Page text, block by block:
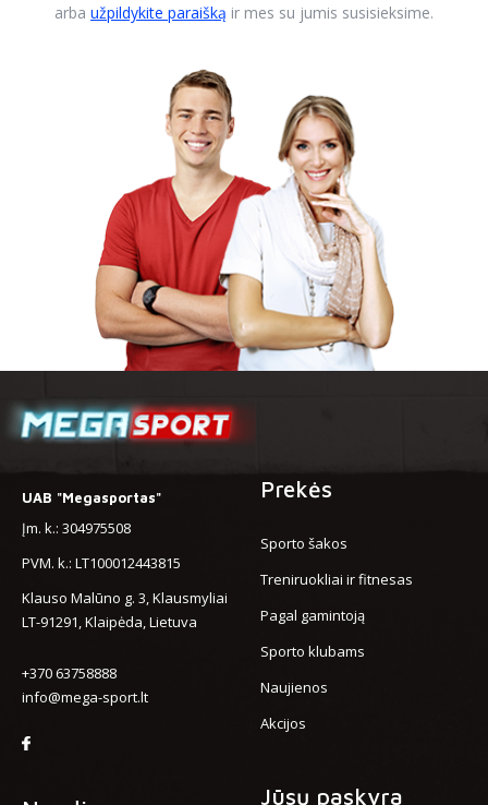
arba užpildykite paraišką ir mes su jumis susisieksime.
UAB "Megasportas"
Įm. k.: 304975508
PVM. k.: LT100012443815
Klauso Malūno g. 3, Klausmyliai
LT-91291, Klaipėda, Lietuva
+370 63758888
info@mega-sport.lt
Prekės
Sporto šakos
Treniruokliai ir fitnesas
Pagal gamintoją
Sporto klubams
Naujienos
Akcijos
Jūsų paskyra